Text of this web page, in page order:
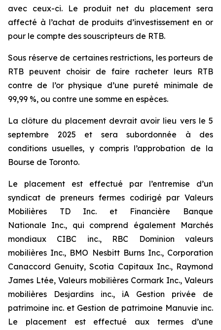
avec ceux-ci. Le produit net du placement sera
affecté à l’achat de produits d’investissement en or
pour le compte des souscripteurs de RTB.
Sous réserve de certaines restrictions, les porteurs de
RTB peuvent choisir de faire racheter leurs RTB
contre de l’or physique d’une pureté minimale de
99,99 %, ou contre une somme en espèces.
La clôture du placement devrait avoir lieu vers le 5
septembre 2025 et sera subordonnée à des
conditions usuelles, y compris l’approbation de la
Bourse de Toronto.
Le placement est effectué par l’entremise d’un
syndicat de preneurs fermes codirigé par Valeurs
Mobilières TD Inc. et Financière Banque
Nationale Inc., qui comprend également Marchés
mondiaux CIBC inc., RBC Dominion valeurs
mobilières Inc., BMO Nesbitt Burns Inc., Corporation
Canaccord Genuity, Scotia Capitaux Inc., Raymond
James Ltée, Valeurs mobilières Cormark Inc., Valeurs
mobilières Desjardins inc., iA Gestion privée de
patrimoine inc. et Gestion de patrimoine Manuvie inc.
Le placement est effectué aux termes d’une